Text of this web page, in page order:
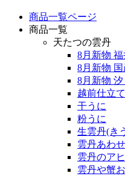
商品一覧ページ
商品一覧
天たつの雲丹
8月新物
8月新物
8月新物 汐
越前仕立
干うに
粉うに
生雲丹(き
雲丹あわせ
雲丹のア
雲丹や蟹